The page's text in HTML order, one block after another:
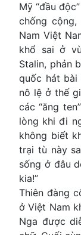
Mỹ “đầu
chống
Nam Việt
khổ sai ở
Stalin, phản
quốc hát bài
nô lệ ở thế
các “ăng
lòng khi đi
không biết
trại tù này
sống ở đâu
kia!”
Thiên đàng
ở Việt Nam
Nga được